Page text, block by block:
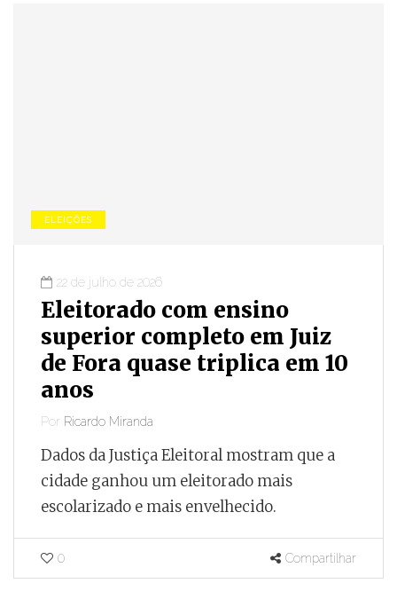
ELEIÇÕES
22 de julho de 2026
Eleitorado com ensino
superior completo em Juiz
de Fora quase triplica em 10
anos
Por Ricardo Miranda
Dados da Justiça Eleitoral mostram que a
cidade ganhou um eleitorado mais
escolarizado e mais envelhecido.
0 Compartilhar